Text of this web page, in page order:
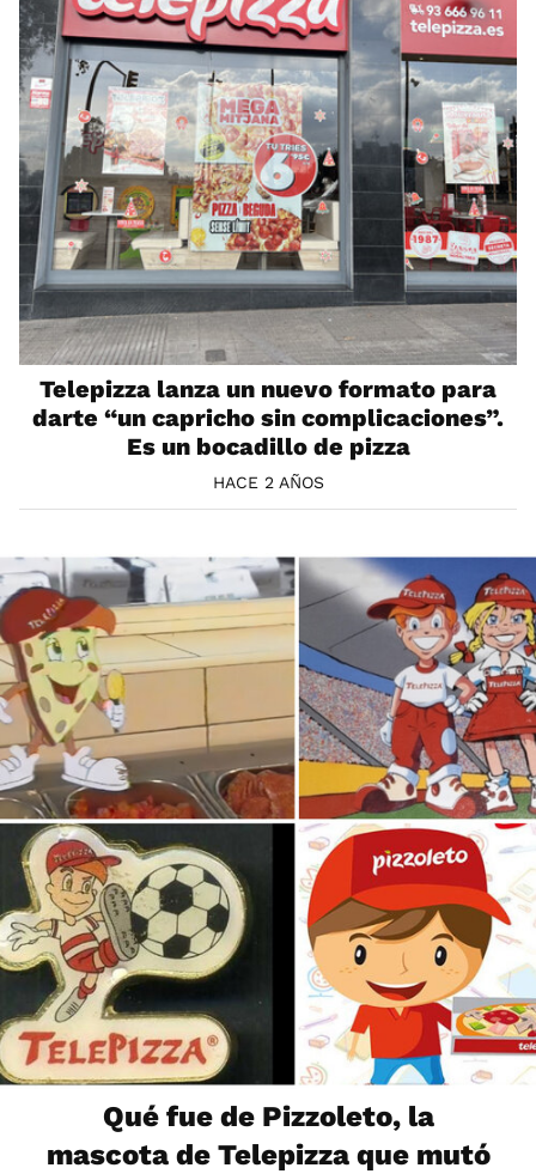
Telepizza lanza un nuevo formato para
darte “un capricho sin complicaciones”.
Es un bocadillo de pizza
HACE 2 AÑOS
Qué fue de Pizzoleto, la
mascota de Telepizza que mutó